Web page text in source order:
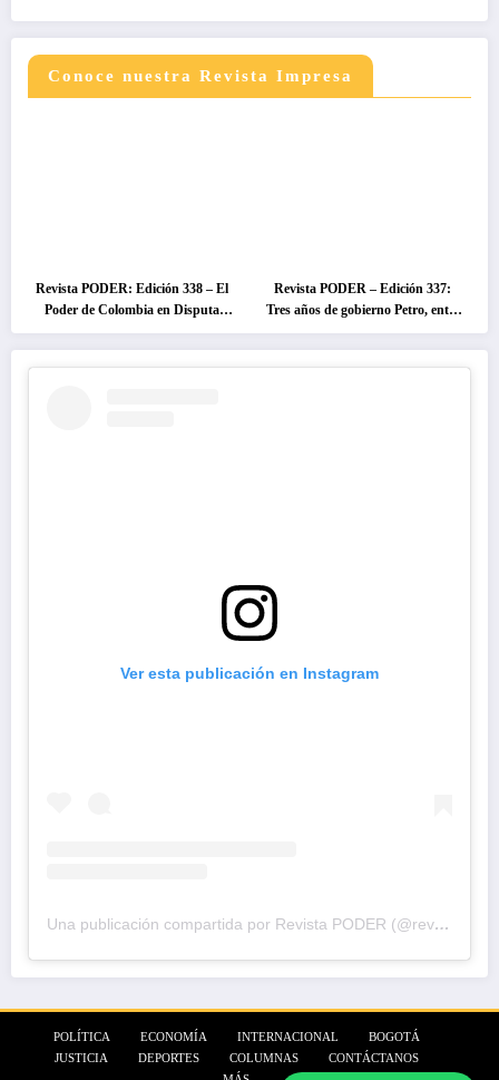
Conoce nuestra Revista Impresa
Revista PODER: Edición 338 – El
Poder de Colombia en Disputa
2026
Revista PODER – Edición 337:
Tres años de gobierno Petro, entre
el cambio prometido y el
desencanto ciudadano
Ver esta publicación en Instagram
Una publicación compartida por Revista PODER (@revistapodercol)
POLÍTICA ECONOMÍA INTERNACIONAL
BOGOTÁ
JUSTICIA
DEPORTES COLUMNAS
CONTÁCTANOS